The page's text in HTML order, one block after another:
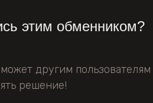
этим обменником?
другим пользователям
решение!